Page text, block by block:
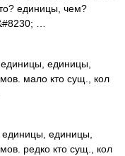
единицы, чем?
…
единицы,
мало кто сущ., кол
единицы,
редко кто сущ., кол